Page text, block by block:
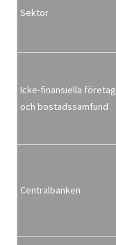
Sektor
Icke-finansiella företag
och bostadssamfund
Centralbanken